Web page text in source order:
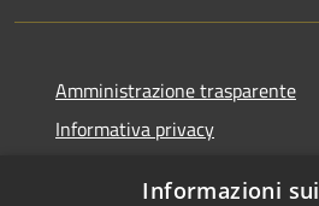
Amministrazione trasparente
Informativa privacy
Informazioni